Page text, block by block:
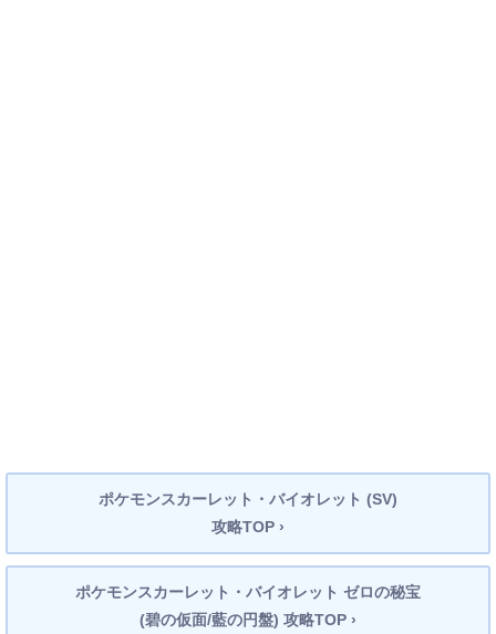
ポケモンスカーレット・バイオレット (SV)
攻略TOP ›
ポケモンスカーレット・バイオレット ゼロの秘宝
(碧の仮面/藍の円盤) 攻略TOP ›